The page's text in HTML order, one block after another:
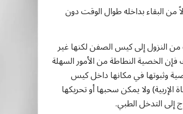
البقاء بداخله طوال الوقت دون
النزول إلى كيس الصفن لكنها غير
الخصية النطاطة من الأمور السهلة
وثبوتها في مكانها داخل كيس
ولا يمكن سحبها أو تحريكها
إلى التدخل الطبي.